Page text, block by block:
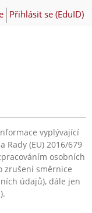
Přihlásit se (EduID)
vyplývající
(EU) 2016/679
osobních
zrušení směrnice
údajů), dále jen